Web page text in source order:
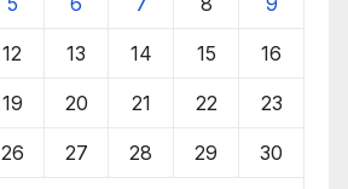
12 13 14 15 16
19 20 21 22 23
26 27 28 29 30